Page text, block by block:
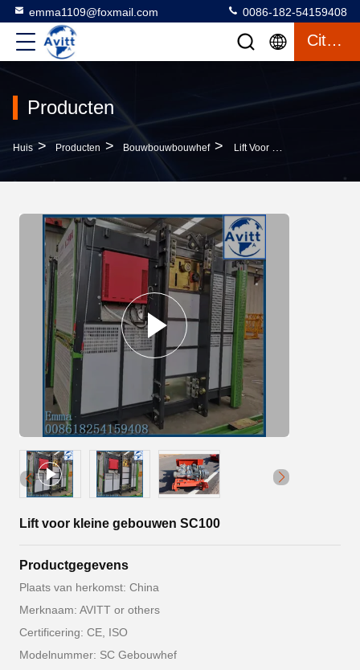
emma1109@foxmail.com 0086-182-54159408
Citaat
Producten
Huis > Producten > Bouwbouwbouwhef > Lift Voor Kleine Gebouwen SC100
Lift voor kleine gebouwen SC100
Productgegevens
Plaats van herkomst: China
Merknaam: AVITT or others
Certificering: CE, ISO
Modelnummer: SC Gebouwhef